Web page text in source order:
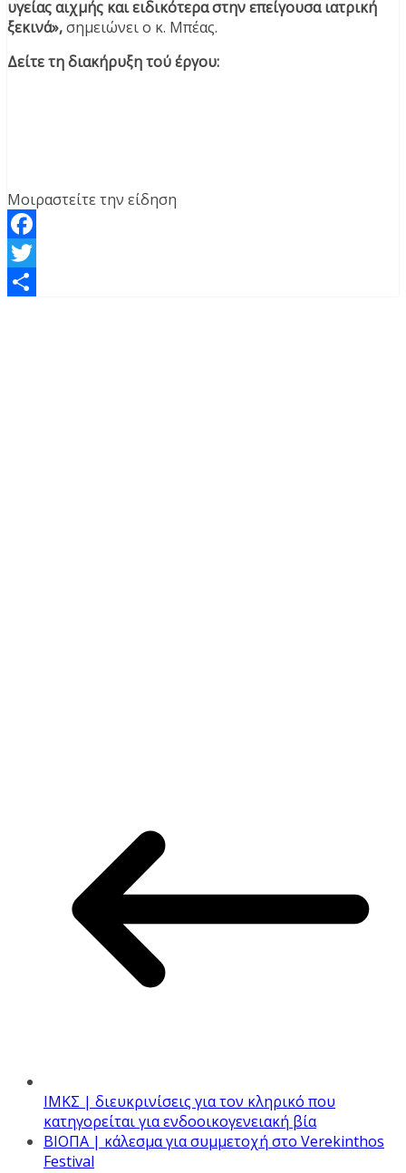
υγείας αιχμής και ειδικότερα στην επείγουσα ιατρική
ξεκινά»,σημειώνει ο κ. Μπέας.
Δείτε τη διακήρυξη τού έργου:
Μοιραστείτε την είδηση
Facebook
Twitter
ΙΜΚΣ | διευκρινίσεις για τον κληρικό που
κατηγορείται για ενδοοικογενειακή βία
ΒΙΟΠΑ | κάλεσμα για συμμετοχή στο Verekinthos
Festival